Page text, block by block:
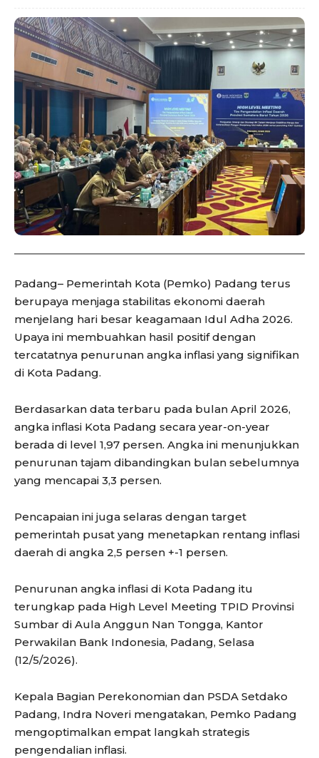
​Padang– Pemerintah Kota (Pemko) Padang terus
berupaya menjaga stabilitas ekonomi daerah
menjelang hari besar keagamaan Idul Adha 2026.
Upaya ini membuahkan hasil positif dengan
tercatatnya penurunan angka inflasi yang signifikan
di Kota Padang.
​Berdasarkan data terbaru pada bulan April 2026,
angka inflasi Kota Padang secara year-on-year
berada di level 1,97 persen. Angka ini menunjukkan
penurunan tajam dibandingkan bulan sebelumnya
yang mencapai 3,3 persen.
Pencapaian ini juga selaras dengan target
pemerintah pusat yang menetapkan rentang inflasi
daerah di angka 2,5 persen +-1 persen.
Penurunan angka inflasi di Kota Padang itu
terungkap pada High Level Meeting TPID Provinsi
Sumbar di Aula Anggun Nan Tongga, Kantor
Perwakilan Bank Indonesia, Padang, Selasa
(12/5/2026).
Kepala Bagian Perekonomian dan PSDA Setdako
Padang, Indra Noveri mengatakan, Pemko Padang
mengoptimalkan ​empat langkah strategis
pengendalian inflasi.